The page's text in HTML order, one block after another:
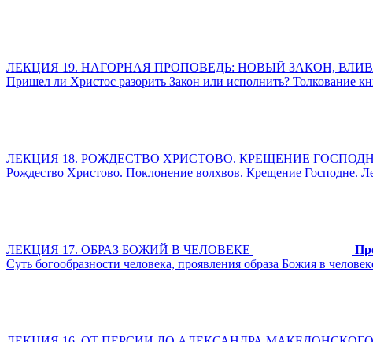
ЛЕКЦИЯ 19. НАГОРНАЯ ПРОПОВЕДЬ: НОВЫЙ ЗАКОН,
Пришел ли Христос разорить Закон или исполнить? Толкование
ЛЕКЦИЯ 18. РОЖДЕСТВО ХРИСТОВО. КРЕЩЕНИЕ
Рождество Христово. Поклонение волхвов. Крещение Господне.
ЛЕКЦИЯ 17. ОБРАЗ БОЖИЙ В ЧЕЛОВЕКЕ
Суть богообразности человека, проявления образа Божия в